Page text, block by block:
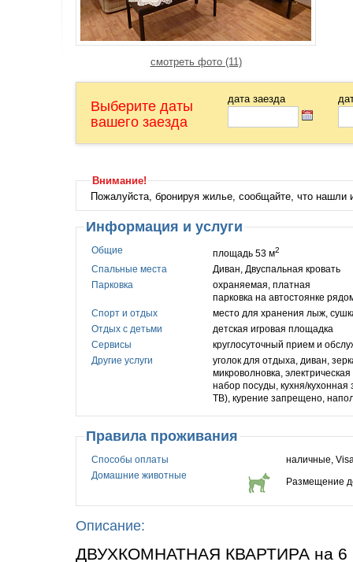
смотреть фото (11)
Выберите даты
вашего заезда
дата заезда
Внимание!
Пожалуйста, бронируя жилье, сообщайте, что
Информация и услуги
Общие площадь 53 м2
Спальные места
Диван, Двуспальная кровать
Парковка
охраняемая, платная
парковка на автостоянке
Спорт и отдых
место для хранения лыж,
Отдых с детьми
детская игровая площадка
Сервисы
круглосуточный прием и
Другие услуги
уголок для отдыха, диван,
микроволновка,
набор посуды, кухня/
ТВ), курение запрещено,
Правила проживания
Способы оплаты
наличные,
Домашние животные
Размещение
Описание:
ДВУХКОМНАТНАЯ КВАРТИРА на 6